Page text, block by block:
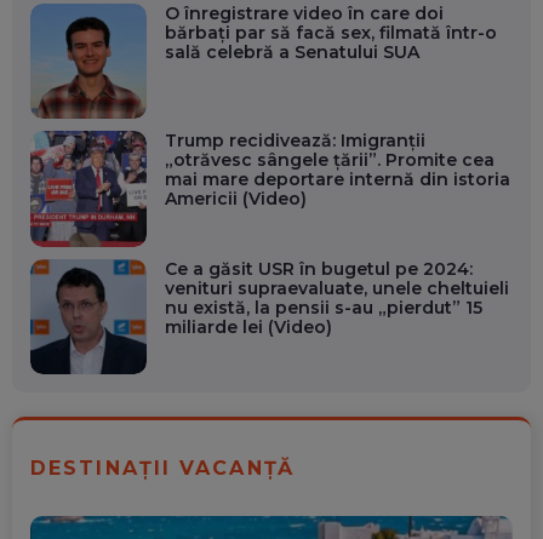
O înregistrare video în care doi
bărbați par să facă sex, filmată într-o
sală celebră a Senatului SUA
Trump recidivează: Imigranții
„otrăvesc sângele țării”. Promite cea
mai mare deportare internă din istoria
Americii (Video)
Ce a găsit USR în bugetul pe 2024:
venituri supraevaluate, unele cheltuieli
nu există, la pensii s-au „pierdut” 15
miliarde lei (Video)
DESTINAȚII VACANȚĂ